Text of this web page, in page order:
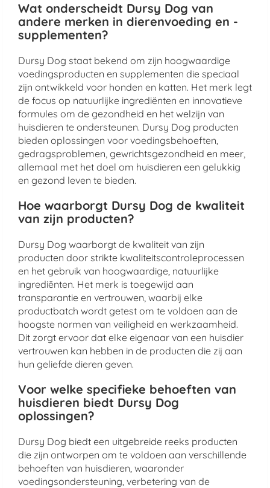
Wat onderscheidt Dursy Dog van
andere merken in dierenvoeding en -
supplementen?
Dursy Dog staat bekend om zijn hoogwaardige
voedingsproducten en supplementen die speciaal
zijn ontwikkeld voor honden en katten. Het merk legt
de focus op natuurlijke ingrediënten en innovatieve
formules om de gezondheid en het welzijn van
huisdieren te ondersteunen. Dursy Dog producten
bieden oplossingen voor voedingsbehoeften,
gedragsproblemen, gewrichtsgezondheid en meer,
allemaal met het doel om huisdieren een gelukkig
en gezond leven te bieden.
Hoe waarborgt Dursy Dog de kwaliteit
van zijn producten?
Dursy Dog waarborgt de kwaliteit van zijn
producten door strikte kwaliteitscontroleprocessen
en het gebruik van hoogwaardige, natuurlijke
ingrediënten. Het merk is toegewijd aan
transparantie en vertrouwen, waarbij elke
productbatch wordt getest om te voldoen aan de
hoogste normen van veiligheid en werkzaamheid.
Dit zorgt ervoor dat elke eigenaar van een huisdier
vertrouwen kan hebben in de producten die zij aan
hun geliefde dieren geven.
Voor welke specifieke behoeften van
huisdieren biedt Dursy Dog
oplossingen?
Dursy Dog biedt een uitgebreide reeks producten
die zijn ontworpen om te voldoen aan verschillende
behoeften van huisdieren, waaronder
voedingsondersteuning, verbetering van de